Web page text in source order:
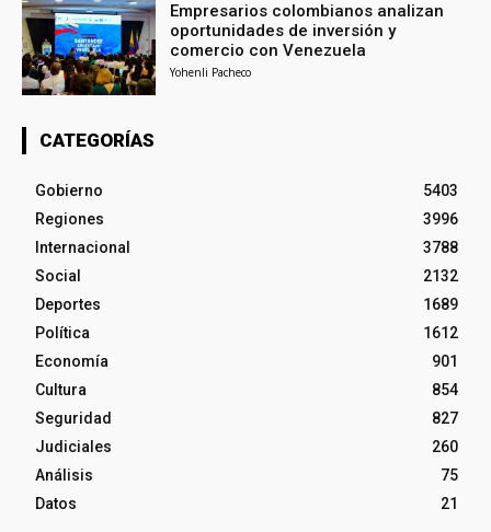
Empresarios colombianos analizan
oportunidades de inversión y
comercio con Venezuela
Yohenli Pacheco
CATEGORÍAS
Gobierno
5403
Regiones
3996
Internacional
3788
Social
2132
Deportes
1689
Política
1612
Economía
901
Cultura
854
Seguridad
827
Judiciales
260
Análisis
75
Datos
21